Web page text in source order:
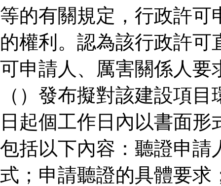
等的有關規定，行政許可
的權利。認為該行政許
可申請人、厲害關係人要
（）發布擬對該建設項
日起個工作日內以書面
包括以下內容：聽證申請
式；申請聽證的具體要求